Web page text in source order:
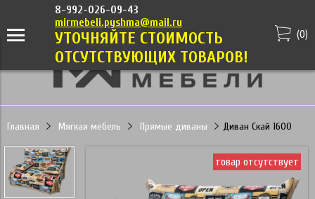
8-992-026-09-43
mirmebeli.pyshma@mail.ru
УТОЧНЯЙТЕ СТОИМОСТЬ
ОТСУТСТВУЮЩИХ ТОВАРОВ!
(0)
Главная Мягкая мебель Прямые диваны Диван Скай 1600
товар отсутствует